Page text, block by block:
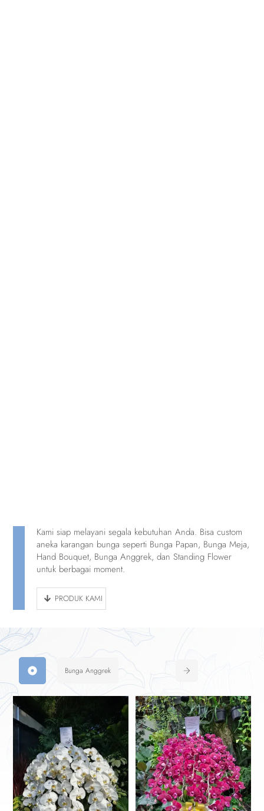
Kami siap melayani segala kebutuhan Anda. Bisa custom
aneka karangan bunga seperti Bunga Papan, Bunga Meja,
Hand Bouquet, Bunga Anggrek, dan Standing Flower
untuk berbagai moment.
PRODUK KAMI
Bunga Anggrek